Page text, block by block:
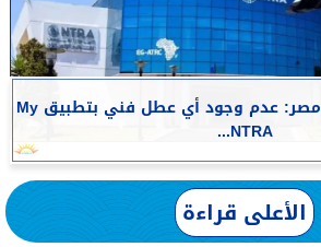
تنظيم الاتصالات في مصر: عدم وجود أي عطل فني بتطبيق My
NTRA...
الأعلى قراءة